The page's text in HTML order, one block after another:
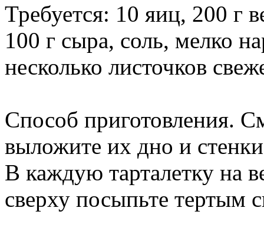
Требуется: 10 яиц, 200 г
100 г сыра, соль, мелко
несколько листочков
Способ приготовления.
выложите их дно и
В каждую тарталетку на
сверху посыпьте тертым